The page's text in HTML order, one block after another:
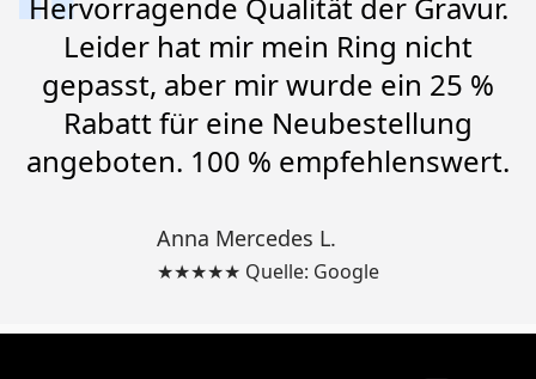
Leider hat mir mein Ring nicht
gepasst, aber mir wurde ein 25 %
Rabatt für eine Neubestellung
angeboten. 100 % empfehlenswert.
Anna Mercedes L.
★★★★★ Quelle: Google